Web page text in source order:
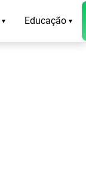
▾ Educação ▾